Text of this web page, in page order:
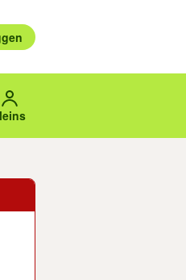
auswählen.
den Pfeiltasten nach oben/